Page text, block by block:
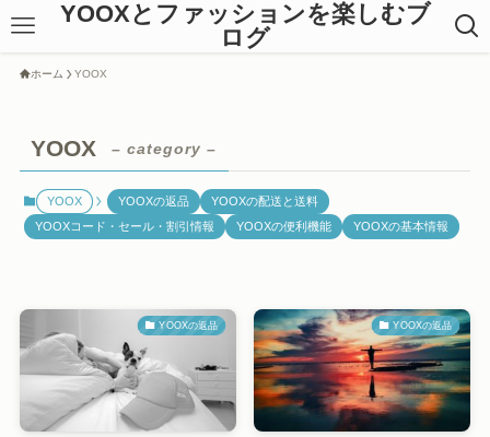
YOOXとファッションを楽しむブ
ログ
ホーム YOOX
YOOX – category –
YOOX YOOXの返品
YOOXの配送と送料
YOOXコード・セール・割引情報
YOOXの便利機能 YOOXの基本情報
YOOXの返品 YOOXの返品